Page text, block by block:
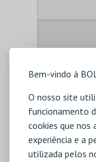
Bem-vindo à
O nosso site
funcionamento
cookies que nos
experiência e a
utilizada pelos